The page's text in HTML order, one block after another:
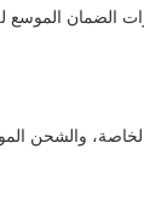
والشحن